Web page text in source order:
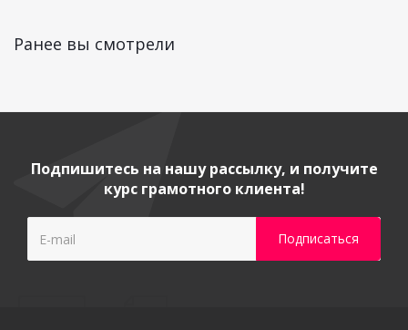
Ранее вы смотрели
Подпишитесь на нашу рассылку, и получите
курс грамотного клиента!